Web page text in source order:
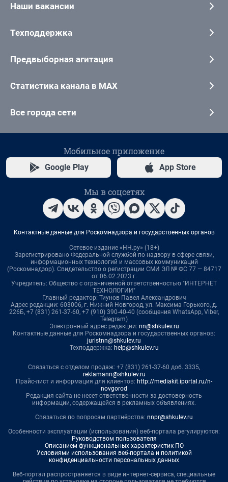
Наши вакансии
Техподдержка
Предвыборная агитация
Статистика канала в MAX
Все города сети
Мобильное приложение
Google Play App Store
Мы в соцсетях
Контактные данные для Роскомнадзора и государственных органов
Сетевое издание «НН.ру» (18+)
Зарегистрировано Федеральной службой по надзору в сфере связи,
информационных технологий и массовых коммуникаций
(Роскомнадзор). Свидетельство о регистрации СМИ ЭЛ № ФС 77 — 84717
от 06.02.2023 г.
Учредитель: Общество с ограниченной ответственностью "ИНТЕРНЕТ
ТЕХНОЛОГИИ"
Главный редактор: Тиунов Павел Александрович
Адрес редакции: 603006, г. Нижний Новгород, ул. Максима Горького, д.
226Б, +7 (831) 261-37-60, +7 (910) 390-40-40 (сообщения WhatsApp, Viber,
Telegram)
Электронный адрес редакции: nn@shkulev.ru
Контактные данные для Роскомнадзора и государственных органов:
juristnn@shkulev.ru
Техподдержка: help@shkulev.ru
Связаться с отделом продаж: +7 (831) 261-37-60 доб. 3335,
reklamann@shkulev.ru
Прайс-лист и информация для клиентов: http://mediakit.iportal.ru/n-
novgorod
Редакция сайта не несет ответственности за достоверность
информации, содержащейся в рекламных объявлениях.
Связаться по вопросам партнёрства: nnpr@shkulev.ru
Особенности эксплуатации (использования) веб-портала регулируются:
Руководством пользователя
Описанием функциональных характеристик ПО
Условиями использования веб-портала и политикой
конфиденциальности персональных данных
Веб-портал распространяется в виде интернет-сервиса, специальные